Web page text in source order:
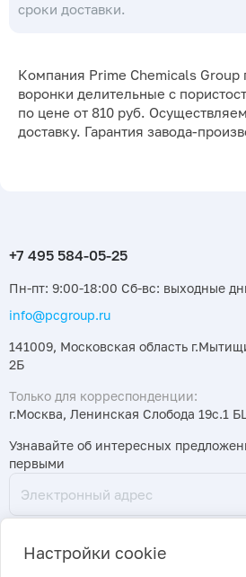
сроки доставки.
Компания Prime Chemicals Group
воронки делительные с
по цене от 810 руб.
доставку. Гарантия завода-
Пн-пт: 9:00-18:00 Сб-вс: выходные
info@pcgroup.ru
141009, Московская область
2Б
Только для корреспонденции:
г.Москва, Ленинская Слобода 19с.1
Узнавайте об интересных
первыми
Настройки cookie